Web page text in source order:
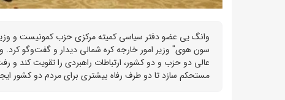
وانگ یی عضو دفتر سیاسی کمیته مرکزی حزب کمونیست و
سون هوی" وزیر امور خارجه کره شمالی دیدار و گفت‌وگو
عالی دو حزب و دو کشور، ارتباطات راهبردی را تقویت کند و
مستحکم سازد تا دو طرف رفاه بیشتری برای مردم دو کشور